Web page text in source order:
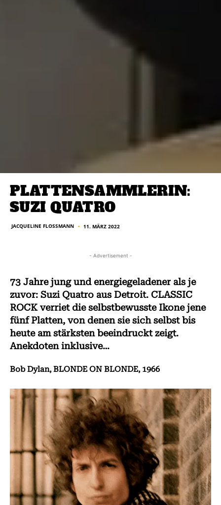
PLATTENSAMMLERIN:
SUZI QUATRO
JACQUELINE FLOSSMANN ■ 11. MÄRZ 2022
- Advertisement -
73 Jahre jung und energiegeladener als je
zuvor: Suzi Quatro aus Detroit. CLASSIC
ROCK verriet die selbstbewusste Ikone jene
fünf Platten, von denen sie sich selbst bis
heute am stärksten beeindruckt zeigt.
Anekdoten inklusive…
Bob Dylan, BLONDE ON BLONDE, 1966